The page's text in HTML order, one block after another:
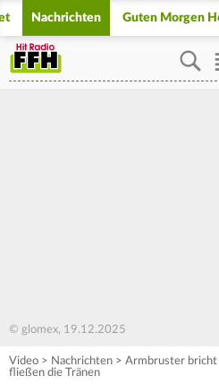
Nachrichten Guten Morgen
© glomex, 19.12.2025
Video > Nachrichten > Armbruster bricht
fließen die Tränen